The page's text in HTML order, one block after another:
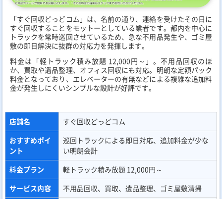
「すぐ回収どっどコム」は、名前の通り、連絡を受けたその日に
すぐ回収することをモットーとしている業者です。都内を中心に
トラックを常時巡回させているため、急な不用品発生や、ゴミ屋
敷の即日解決に抜群の対応力を発揮します。
料金は「軽トラック積み放題 12,000円～」。不用品回収のほ
か、買取や遺品整理、オフィス回収にも対応。明朗な定額パック
料金となっており、エレベーターの有無などによる複雑な追加料
金が発生しにくいシンプルな設計が好評です。
店舗名
すぐ回収どっどコム
おすすめポイ
ント
巡回トラックによる即日対応、追加料金が少な
い明朗会計
料金プラン
軽トラック積み放題 12,000円～
サービス内容
不用品回収、買取、遺品整理、ゴミ屋敷清掃